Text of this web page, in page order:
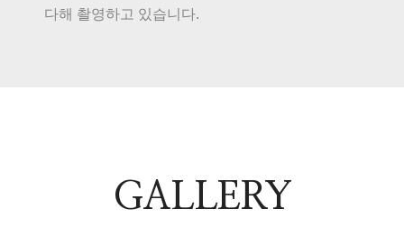
다해 촬영하고 있습니다.
GALLERY